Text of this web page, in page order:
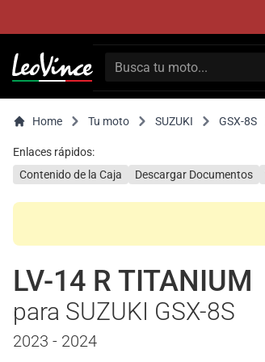
Home Tu moto SUZUKI GSX-8S
Enlaces rápidos:
Contenido de la Caja
Descargar Documentos
LV-14 R TITANIUM
para SUZUKI GSX-8S
2023 - 2024